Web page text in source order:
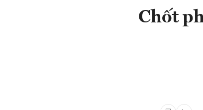
Chốt